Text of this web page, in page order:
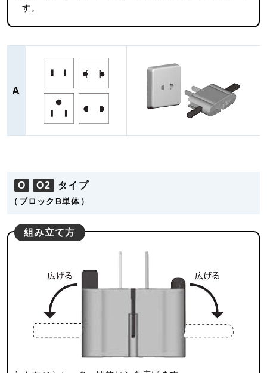
す。
A
O O2 タイプ
（ブロックB単体）
組み立て方